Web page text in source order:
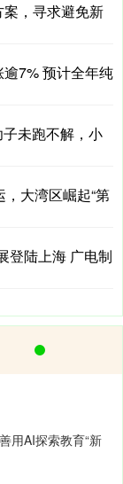
，寻求避免新
7% 预计全年纯
未跑不解，小
大湾区崛起“第
登陆上海 广电制
用AI探索教育“新